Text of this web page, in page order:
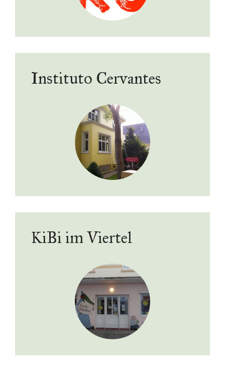
Instituto Cervantes
KiBi im Viertel